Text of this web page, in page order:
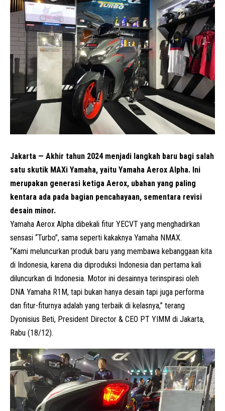
Jakarta — Akhir tahun 2024 menjadi langkah baru bagi salah
satu skutik MAXi Yamaha, yaitu Yamaha Aerox Alpha. Ini
merupakan generasi ketiga Aerox, ubahan yang paling
kentara ada pada bagian pencahayaan, sementara revisi
desain minor.
Yamaha Aerox Alpha dibekali fitur YECVT yang menghadirkan
sensasi “Turbo”, sama seperti kakaknya Yamaha NMAX.
“Kami meluncurkan produk baru yang membawa kebanggaan kita
di Indonesia, karena dia diproduksi Indonesia dan pertama kali
diluncurkan di Indonesia. Motor ini desainnya terinspirasi oleh
DNA Yamaha R1M, tapi bukan hanya desain tapi juga performa
dan fitur-fiturnya adalah yang terbaik di kelasnya,” terang
Dyonisius Beti, President Director & CEO PT YIMM di Jakarta,
Rabu (18/12).